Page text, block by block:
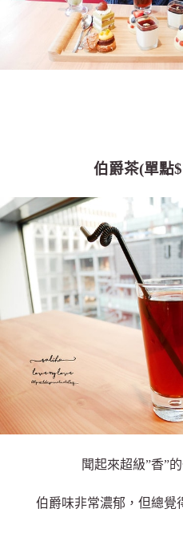
伯爵茶(單點
聞起來超級”香”
伯爵味非常濃郁，但總覺